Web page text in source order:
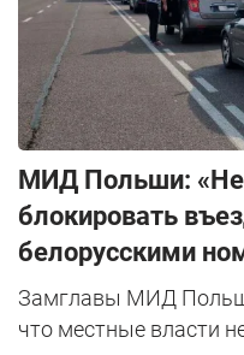
МИД Польши: «Не
блокировать
белорусскими
Замглавы МИД
что местные власти